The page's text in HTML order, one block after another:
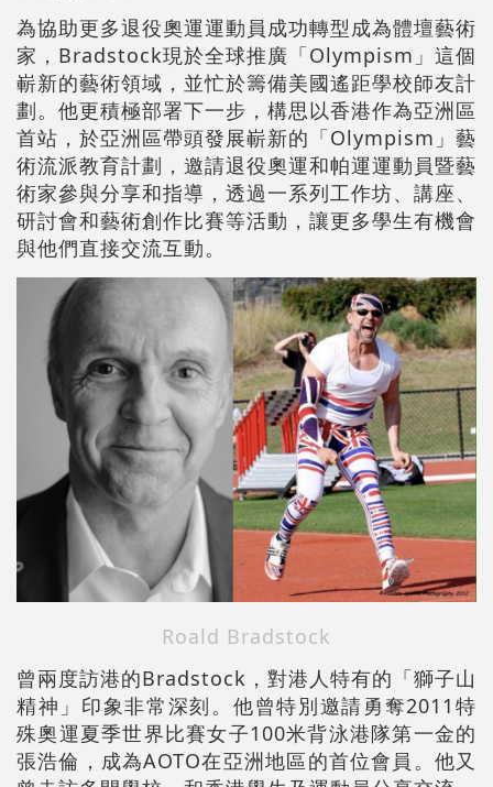
為協助更多退役奧運運動員成功轉型成為體壇藝術
家，Bradstock現於全球推廣「Olympism」這個
嶄新的藝術領域，並忙於籌備美國遙距學校師友計
劃。他更積極部署下一步，構思以香港作為亞洲區
首站，於亞洲區帶頭發展嶄新的「Olympism」藝
術流派教育計劃，邀請退役奧運和帕運運動員暨藝
術家參與分享和指導，透過一系列工作坊、講座、
研討會和藝術創作比賽等活動，讓更多學生有機會
與他們直接交流互動。
Roald Bradstock
曾兩度訪港的Bradstock，對港人特有的「獅子山
精神」印象非常深刻。他曾特別邀請勇奪2011特
殊奧運夏季世界比賽女子100米背泳港隊第一金的
張浩倫，成為AOTO在亞洲地區的首位會員。他又